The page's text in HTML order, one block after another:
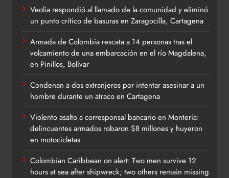
Veolia respondió al llamado de la comunidad y eliminó
un punto crítico de basuras en Zaragocilla, Cartagena
Armada de Colombia rescata a 14 personas tras el
volcamiento de una embarcación en el río Magdalena,
en Pinillos, Bolívar
Condenan a dos extranjeros por intentar asesinar a un
hombre durante un atraco en Cartagena
Violento asalto a corresponsal bancario en Montería:
delincuentes armados robaron $8 millones y huyeron
en motocicletas
Colombian Caribbean on alert: Two men survive 12
hours at sea after shipwreck; two others remain missing